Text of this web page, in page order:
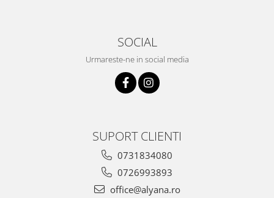
SOCIAL
Urmareste-ne in social media
SUPORT CLIENTI
0731834080
0726993893
office@alyana.ro